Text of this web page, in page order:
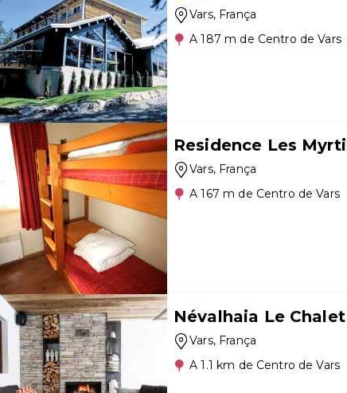
Vars, França
A 187 m de Centro de Vars
Residence Les
Vars, França
A 167 m de Centro de Vars
Névalhaia Le Chalet
Vars, França
A 1.1 km de Centro de Vars